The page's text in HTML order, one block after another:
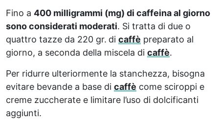
Fino a 400 milligrammi (mg) di caffeina al giorno
sono considerati moderati. Si tratta di due o
quattro tazze da 220 gr. di caffè preparato al
giorno, a seconda della miscela di caffè.
Per ridurre ulteriormente la stanchezza, bisogna
evitare bevande a base di caffè come sciroppi e
creme zuccherate e limitare l’uso di dolcificanti
aggiunti.